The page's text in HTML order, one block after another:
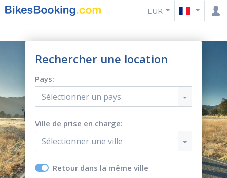
EUR
Rechercher une location
Pays:
Sélectionner un pays
Ville de prise en charge:
Sélectionner une ville
Retour dans la même ville